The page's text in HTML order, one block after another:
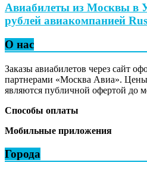
Авиабилеты из Москвы в
рублей авиакомпанией
О нас
Заказы авиабилетов через сайт
партнерами «Москва Авиа».
являются публичной офертой до
Способы оплаты
Мобильные приложения
Города